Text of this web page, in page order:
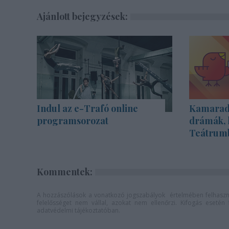
Ajánlott bejegyzések:
Indul az e-Trafó online
programsorozat
drámák,
Kommentek: